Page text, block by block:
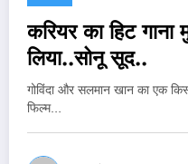
करियर का हिट
लिया..सोनू सूद..
गोविंदा और सलमान खान का एक
फिल्म…